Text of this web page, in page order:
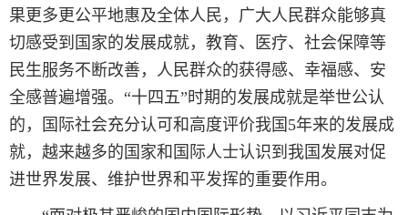
果更多更公平地惠及全体人民，广大人民群众能够真
切感受到国家的发展成就，教育、医疗、社会保障等
民生服务不断改善，人民群众的获得感、幸福感、安
全感普遍增强。“十四五”时期的发展成就是举世公认
的，国际社会充分认可和高度评价我国5年来的发展成
就，越来越多的国家和国际人士认识到我国发展对促
进世界发展、维护世界和平发挥的重要作用。